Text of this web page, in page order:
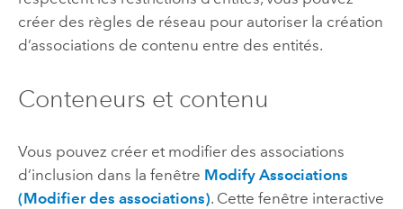
créer des règles de réseau pour autoriser la création
d’associations de contenu entre des entités.
Conteneurs et contenu
Vous pouvez créer et modifier des associations
d’inclusion dans la fenêtre Modify Associations
(Modifier des associations). Cette fenêtre interactive